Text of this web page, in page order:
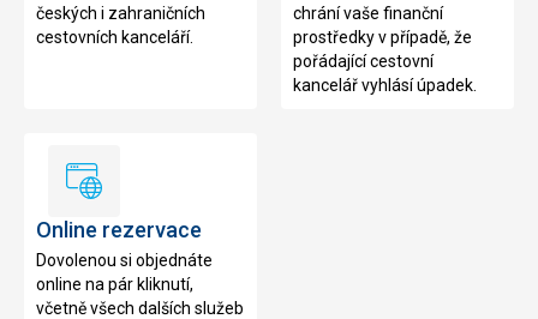
českých i zahraničních
cestovních kanceláří.
chrání vaše finanční
prostředky v případě, že
pořádající cestovní
kancelář vyhlásí úpadek.
Online
Online rezervace
Dovolenou si objednáte
online na pár kliknutí,
včetně všech dalších služeb